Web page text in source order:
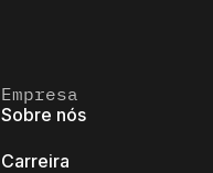
Empresa
Sobre nós
Carreira